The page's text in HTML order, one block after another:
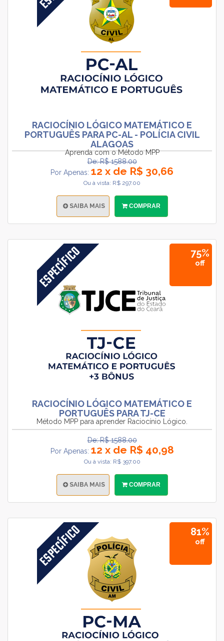
RACIOCÍNIO LÓGICO MATEMÁTICO E
PORTUGUÊS PARA PC-AL - POLÍCIA CIVIL
ALAGOAS
Aprenda com o Método MPP
De: R$ 1588.00
Por Apenas: 12 x de R$ 30,66
Ou à vista: R$ 297.00
SAIBA MAIS COMPRAR
75%
off
RACIOCÍNIO LÓGICO MATEMÁTICO E
PORTUGUÊS PARA TJ-CE
Método MPP para aprender Raciocínio Lógico.
De: R$ 1588.00
Por Apenas: 12 x de R$ 40,98
Ou à vista: R$ 397.00
SAIBA MAIS COMPRAR
81%
off